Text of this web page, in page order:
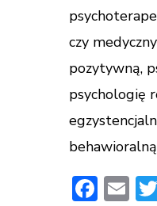
czy
pozytywną,
psychologię